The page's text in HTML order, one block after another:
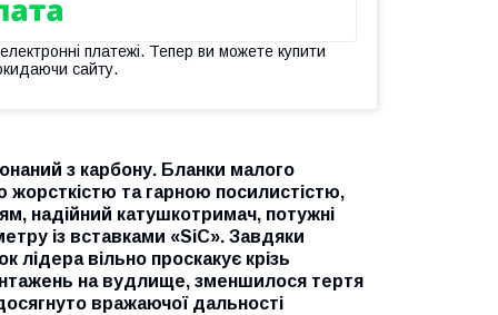
платежі. Тепер ви можете купити
сайту.
з карбону. Бланки малого
та гарною посилистістю,
надійний катушкотримач, потужні
із вставками «SiC». Завдяки
лідера вільно проскакує крізь
на вудлище, зменшилося тертя
вражаючої дальності